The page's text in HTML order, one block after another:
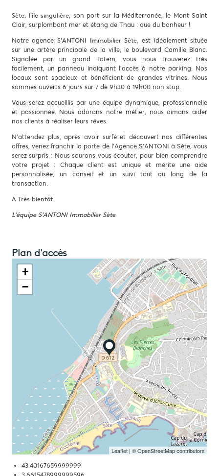
Sète, l'île singulière, son port sur la Méditerranée, le Mont Saint
Clair, surplombant mer et étang de Thau : que du bonheur !
Notre agenceS’ANTONI Immobilier Sète, est idéalement située
sur une artère principale de la ville, le boulevard Camille Blanc.
Signalée par un grand Totem, vous nous trouverez très
facilement, un panneau indiquant l’accès à notre parking. Nos
locaux sont spacieux et bénéficient de grandes vitrines. Nous
sommes ouverts 6 jours sur 7 de 9h30 à 19h00 non stop.
Vous serez accueillis par une équipe dynamique, professionnelle
et passionnée. Nous adorons notre métier, nous aimons aider
nos clients à réaliser leurs rêves.
N’attendez plus, après avoir surfé et découvert nos différentes
offres, venez franchir la porte de l’Agence S’ANTONI à Sète, vous
serez surpris : Nous saurons vous écouter, pour bien comprendre
votre projet : Chaque client est unique et mérite une aide
personnalisée, un conseil et un suivi tout au long de la
transaction.
A Très bientôt
L’équipe S’ANTONI Immobilier Sète
Plan d'accès
+
−
Leaflet | © OpenStreetMap contributors
43.40167659999999